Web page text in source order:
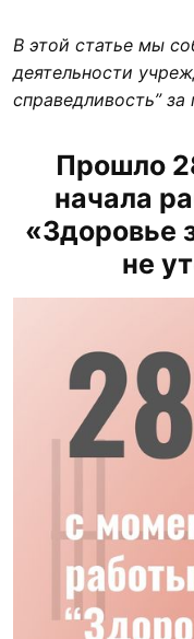
В этой статье мы
деятельности
справедливость”
Прошло
начала
«Здоровье
не